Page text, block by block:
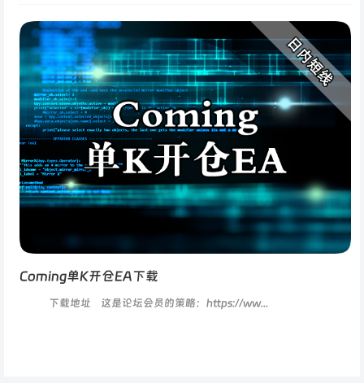
Coming单K开仓EA下载
下载地址 这是论坛会员的策略：https://ww...